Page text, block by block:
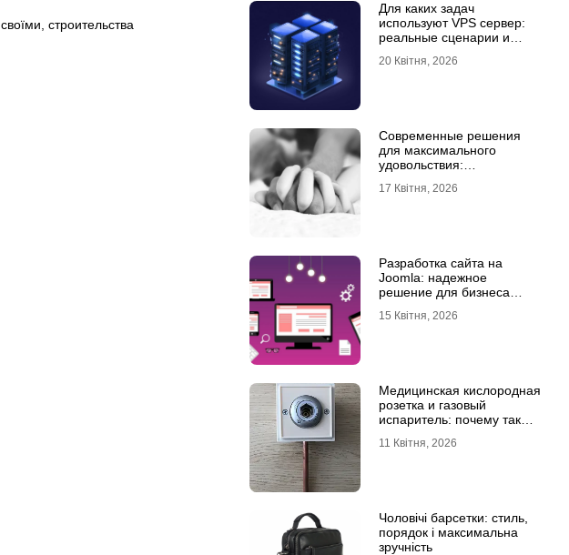
своїми, строительства
Для каких задач
используют VPS сервер:
реальные сценарии и
20 Квітня, 2026
Современные решения
для максимального
удовольствия:
и Womanizer для женщин
17 Квітня, 2026
Разработка сайта на
Joomla: надежное
решение для бизнеса
15 Квітня, 2026
Медицинская кислородная
розетка и газовый
испаритель: почему так
качественное
11 Квітня, 2026
Чоловічі барсетки: стиль,
порядок і максимальна
зручність